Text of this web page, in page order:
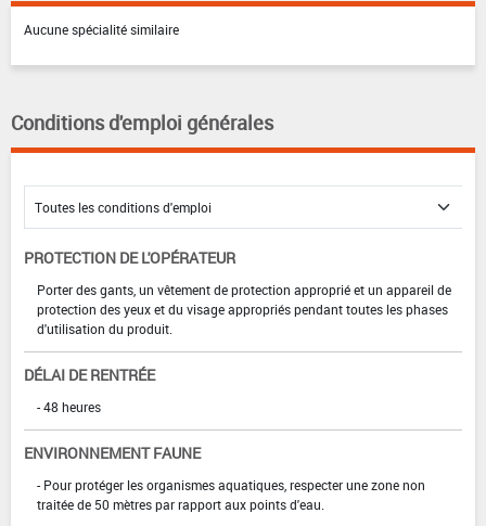
Aucune spécialité similaire
Conditions d'emploi générales
PROTECTION DE L'OPÉRATEUR
Porter des gants, un vêtement de protection approprié et un appareil de
protection des yeux et du visage appropriés pendant toutes les phases
d'utilisation du produit.
DÉLAI DE RENTRÉE
- 48 heures
ENVIRONNEMENT FAUNE
- Pour protéger les organismes aquatiques, respecter une zone non
traitée de 50 mètres par rapport aux points d'eau.